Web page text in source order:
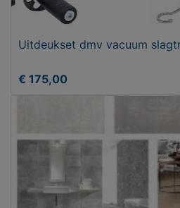
Uitdeukset dmv vacuum
€ 175,00